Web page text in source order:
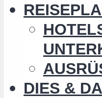
DIES &